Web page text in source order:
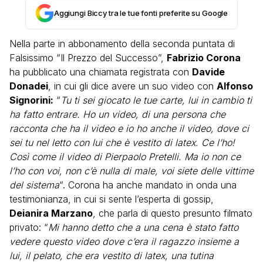
Aggiungi Biccy tra le tue fonti preferite su Google
Nella parte in abbonamento della seconda puntata di
Falsissimo “Il Prezzo del Successo”, Fabrizio Corona
ha pubblicato una chiamata registrata con Davide
Donadei, in cui gli dice avere un suo video con Alfonso
Signorini: “ Tu ti sei giocato le tue carte, lui in cambio ti
ha fatto entrare. Ho un video, di una persona che
racconta che ha il video e io ho anche il video, dove ci
sei tu nel letto con lui che è vestito di latex. Ce l’ho!
Così come il video di Pierpaolo Pretelli. Ma io non ce
l’ho con voi, non c’è nulla di male, voi siete delle vittime
del sistema“. Corona ha anche mandato in onda una
testimonianza, in cui si sente l’esperta di gossip,
Deianira Marzano, che parla di questo presunto filmato
privato: “Mi hanno detto che a una cena è stato fatto
vedere questo video dove c’era il ragazzo insieme a
lui, il pelato, che era vestito di latex, una tutina